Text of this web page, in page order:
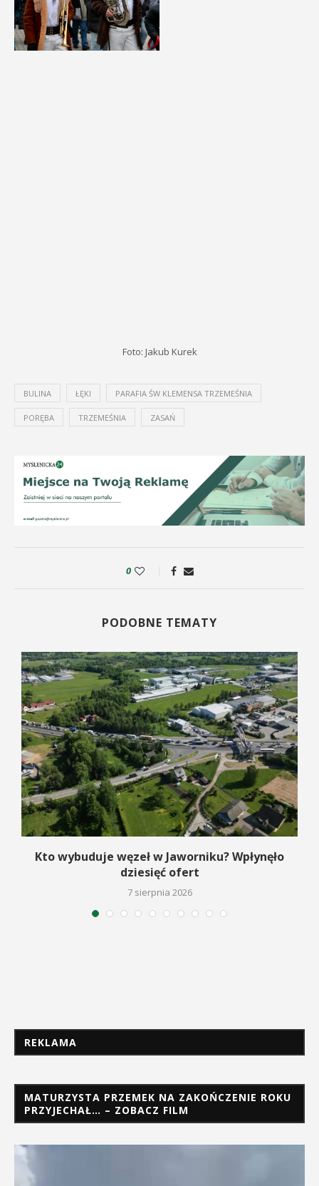
Foto: Jakub Kurek
BULINA ŁĘKI PARAFIA ŚW KLEMENSA TRZEMEŚNIA
PORĘBA TRZEMEŚNIA ZASAŃ
0
PODOBNE TEMATY
Kto wybuduje węzeł w Jaworniku? Wpłynęło
dziesięć ofert
7 sierpnia 2026
REKLAMA
MATURZYSTA PRZEMEK NA ZAKOŃCZENIE ROKU
PRZYJECHAŁ… – ZOBACZ FILM
Odtwarzacz